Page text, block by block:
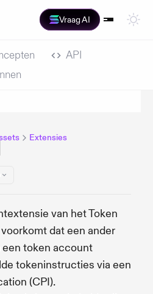
Vraag AI
API
Extensies
van het Token
dat een ander
token account
tokeninstructies via een
(CPI).